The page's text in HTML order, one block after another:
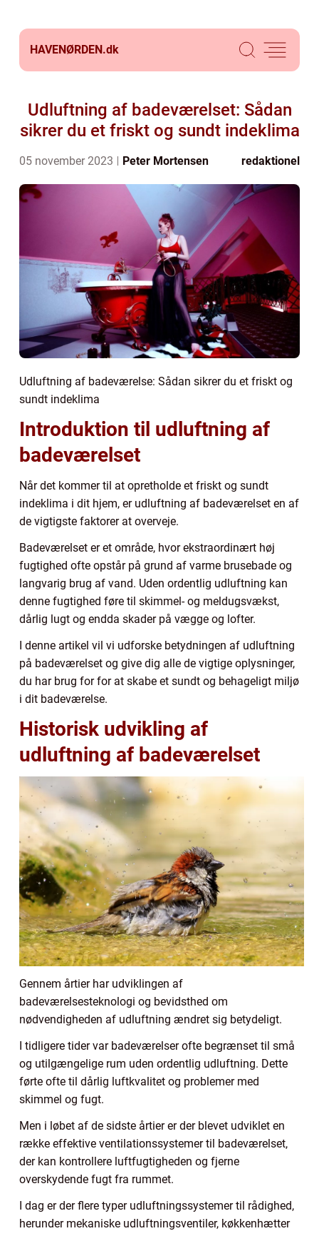
HAVENØRDEN.dk
Udluftning af badeværelset: Sådan
sikrer du et friskt og sundt indeklima
05 november 2023 Peter Mortensen redaktionel
Udluftning af badeværelse: Sådan sikrer du et friskt og
sundt indeklima
Introduktion til udluftning af
badeværelset
Når det kommer til at opretholde et friskt og sundt
indeklima i dit hjem, er udluftning af badeværelset en af
de vigtigste faktorer at overveje.
Badeværelset er et område, hvor ekstraordinært høj
fugtighed ofte opstår på grund af varme brusebade og
langvarig brug af vand. Uden ordentlig udluftning kan
denne fugtighed føre til skimmel- og meldugsvækst,
dårlig lugt og endda skader på vægge og lofter.
I denne artikel vil vi udforske betydningen af udluftning
på badeværelset og give dig alle de vigtige oplysninger,
du har brug for for at skabe et sundt og behageligt miljø
i dit badeværelse.
Historisk udvikling af
udluftning af badeværelset
Gennem årtier har udviklingen af
badeværelsesteknologi og bevidsthed om
nødvendigheden af udluftning ændret sig betydeligt.
I tidligere tider var badeværelser ofte begrænset til små
og utilgængelige rum uden ordentlig udluftning. Dette
førte ofte til dårlig luftkvalitet og problemer med
skimmel og fugt.
Men i løbet af de sidste årtier er der blevet udviklet en
række effektive ventilationssystemer til badeværelset,
der kan kontrollere luftfugtigheden og fjerne
overskydende fugt fra rummet.
I dag er der flere typer udluftningssystemer til rådighed,
herunder mekaniske udluftningsventiler, køkkenhætter